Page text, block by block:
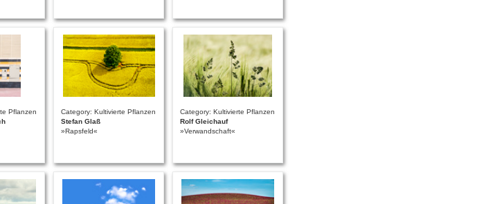
Pflanzen
Category: Kultivierte Pflanzen
Stefan Glaß
»Rapsfeld«
Category: Kultivierte Pflanzen
Rolf Gleichauf
»Verwandschaft«